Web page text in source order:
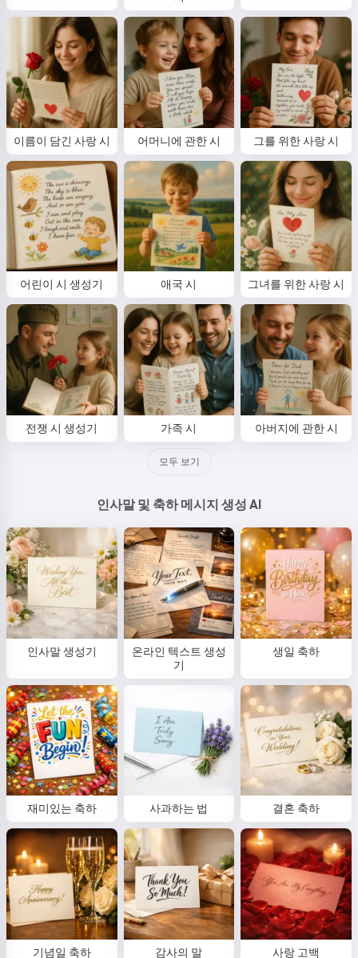
이름이 담긴 사랑 시 어머니에 관한 시 그를 위한 사랑 시
어린이 시 생성기 애국 시 그녀를 위한 사랑 시
전쟁 시 생성기 가족 시 아버지에 관한 시
모두 보기
인사말 및 축하 메시지 생성 AI
인사말 생성기
온라인 텍스트 생성
기
생일 축하
재미있는 축하 사과하는 법 결혼 축하
기념일 축하 감사의 말 사랑 고백
시도해보기
동의함: 서비스 이용약관 ,
개인정보 처리방침,
환불 정책